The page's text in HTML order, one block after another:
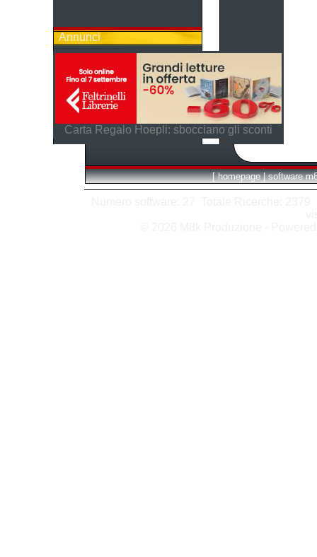
Annunci
Carta Regalo Hoepli: sbocciano gli sconti
[ homepage | software